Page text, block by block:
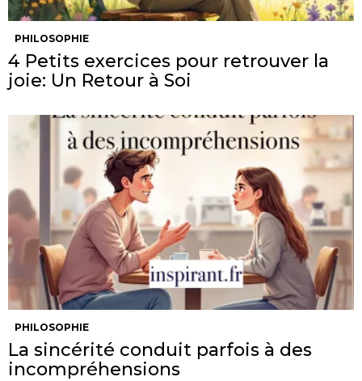
PHILOSOPHIE
4 Petits exercices pour retrouver la
joie: Un Retour à Soi
PHILOSOPHIE
La sincérité conduit parfois à des
incompréhensions